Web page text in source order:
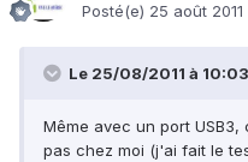
Posté(e) 25 août 2011
Le 25/08/2011 à
Même avec un port
pas chez moi (j'ai fait le